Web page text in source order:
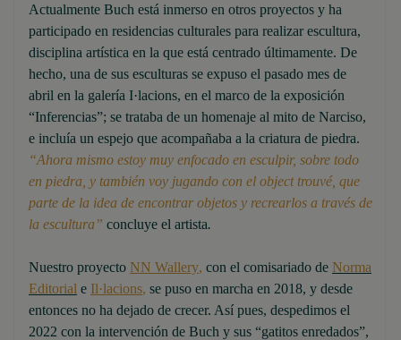
Actualmente Buch está inmerso en otros proyectos y ha
participado en residencias culturales para realizar escultura,
disciplina artística en la que está centrado últimamente. De
hecho, una de sus esculturas se expuso el pasado mes de
abril en la galería I·lacions, en el marco de la exposición
“Inferencias”; se trataba de un homenaje al mito de Narciso,
e incluía un espejo que acompañaba a la criatura de piedra.
“Ahora mismo estoy muy enfocado en esculpir, sobre todo
en piedra, y también voy jugando con el object trouvé, que
parte de la idea de encontrar objetos y recrearlos a través de
la escultura” concluye el artista.
Nuestro proyecto NN Wallery, con el comisariado de Norma
Editorial e Il·lacions, se puso en marcha en 2018, y desde
entonces no ha dejado de crecer. Así pues, despedimos el
2022 con la intervención de Buch y sus “gatitos enredados”,